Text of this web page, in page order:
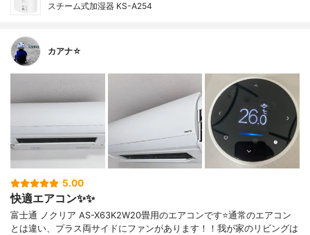
スチーム式加湿器 KS-A254
カアナ☆
5.00
快適エアコン✨✨
富士通 ノクリア AS-X63K2W20畳用のエアコンです⭐️通常のエアコン
とは違い、プラス両サイドにファンがあります！！我が家のリビングは